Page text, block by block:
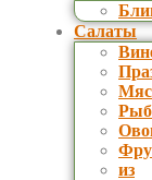
Салаты
из